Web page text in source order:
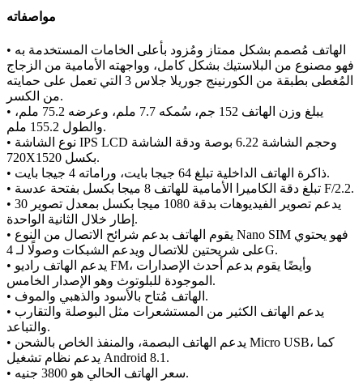
مواصفاته
• الهاتف مُصمم بشكل ممتاز ومُزود بأعلى الخامات المستخدمة به
فهو مصنوع من البلاستيك بشكل كامل، وواجهته الأمامية من الزجاج
المُغطى بطبقة من الكورنينج جوريلا جلاس 3 التي تعمل على حمايته
من الكسر.
• يبلغ وزن الهاتف 152 جم، سُمكه 7.7 ملم، وعرضه 75.2 ملم،
والطول 155.2 ملم.
• نوع الشاشة IPS LCD وحجم الشاشة 6.22 بوصة ودقة الشاشة
720X1520 بكسل.
• ذاكرة الهاتف الداخلية تبلغ 64 جيجا بايت، وراماته 4 جيجا بايت.
• تبلغ دقة الكاميرا الأمامية للهاتف 8 ميجا بكسل بفتحة عدسة F/2.2.
• يدعم تصوير الفيديوهات بدقة 1080 ميجا بكسل بمعدل تصوير 30
إطار خلال الثانية الواحدة.
• يقوم الهاتف بدعم شرائح الاتصال من النوع Nano SIM فهو يحتوي
على شريحتين للاتصال ويدعم الشبكات وصولًا لـ 4G.
• يدعم الهاتف راديو FM، وأيضًا يقوم بدعم أحدث الإصدارات
الموجودة للبلوتوث وهو الإصدار الخامس.
• الهاتف مُتاح بالأسود والذهبي والموف.
• يدعم الهاتف الكثير من المستشعرات مثل البوصلة والتقارب
والتباعد.
• يدعم الهاتف البصمة، والمنفذ الخاص بالشحن Micro USB، كما
يدعم نظام تشغيل Android 8.1.
• سعر الهاتف الحالي هو 3800 جنيه.